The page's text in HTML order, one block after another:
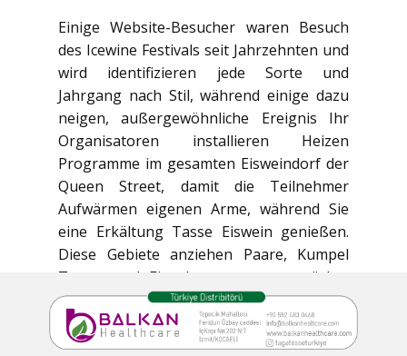
Einige Website-Besucher waren Besuch
des Icewine Festivals seit Jahrzehnten und
wird identifizieren jede Sorte und
Jahrgang nach Stil, während einige dazu
neigen, außergewöhnliche Ereignis Ihr
Organisatoren installieren Heizen
Programme im gesamten Eisweindorf der
Queen Street, damit die Teilnehmer
Aufwärmen eigenen Arme, während Sie
eine Erkältung Tasse Eiswein genießen.
Diese Gebiete anziehen Paare, Kumpel
Teams und Einzelpersonen wer möchte
nehmen eine Pause von der
Menschenmenge sowie haben eine ruhige
Dialog.